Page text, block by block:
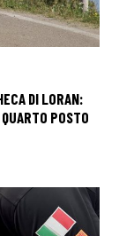
DI LORAN:
POSTO